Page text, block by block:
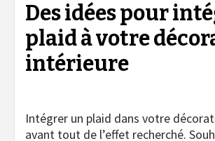
Des idées pour
plaid à votre
intérieure
Intégrer un plaid dans votre
avant tout de l’effet recherché.